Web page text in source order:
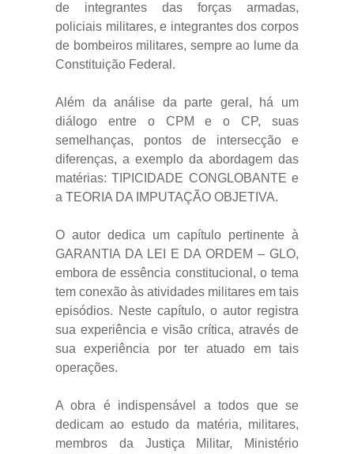
de integrantes das forças armadas,
policiais militares, e integrantes dos corpos
de bombeiros militares, sempre ao lume da
Constituição Federal.
Além da análise da parte geral, há um
diálogo entre o CPM e o CP, suas
semelhanças, pontos de intersecção e
diferenças, a exemplo da abordagem das
matérias: TIPICIDADE CONGLOBANTE e
a TEORIA DA IMPUTAÇÃO OBJETIVA.
O autor dedica um capítulo pertinente à
GARANTIA DA LEI E DA ORDEM – GLO,
embora de essência constitucional, o tema
tem conexão às atividades militares em tais
episódios. Neste capítulo, o autor registra
sua experiência e visão crítica, através de
sua experiência por ter atuado em tais
operações.
A obra é indispensável a todos que se
dedicam ao estudo da matéria, militares,
membros da Justiça Militar, Ministério